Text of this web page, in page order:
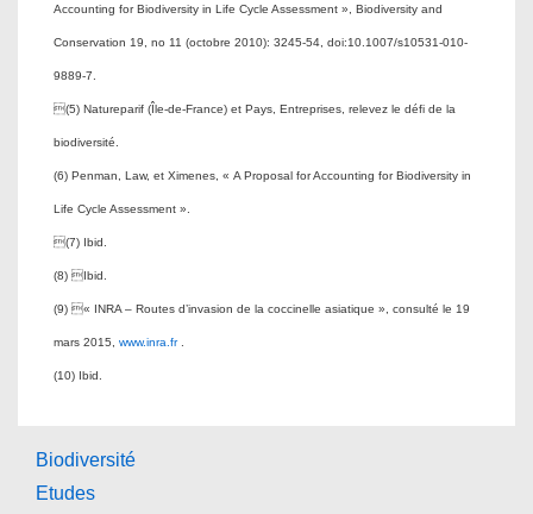
Accounting for Biodiversity in Life Cycle Assessment », Biodiversity and
Conservation 19, no 11 (octobre 2010): 3245‑54, doi:10.1007/s10531-010-
9889-7.
(5) Natureparif (Île-de-France) et Pays, Entreprises, relevez le défi de la
biodiversité.
(6) Penman, Law, et Ximenes, « A Proposal for Accounting for Biodiversity in
Life Cycle Assessment ».
(7) Ibid.
(8) Ibid.
(9) « INRA – Routes d’invasion de la coccinelle asiatique », consulté le 19
mars 2015, www.inra.fr.
(10) Ibid.
Biodiversité
Etudes